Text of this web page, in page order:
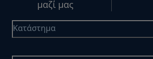
μαζί μας
Κατάστημα